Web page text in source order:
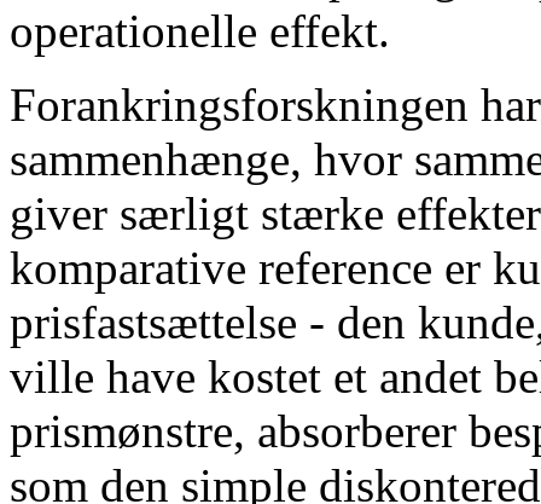
operationelle effekt.
Forankringsforskningen
sammenhænge, ​​hvor
giver særligt stærke
komparative reference er
prisfastsættelse - den
ville have kostet et andet
prismønstre, absorberer
som den simple